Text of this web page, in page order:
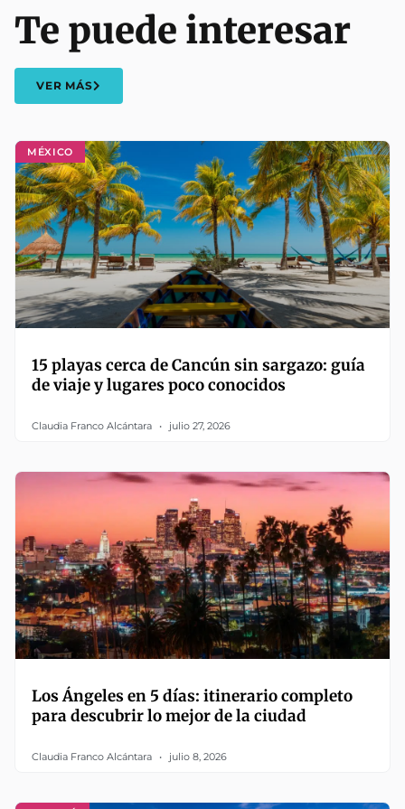
MÉXICO
15 playas cerca de Cancún sin sargazo: guía
de viaje y lugares poco conocidos
Claudia Franco Alcántara julio 27, 2026
Los Ángeles en 5 días: itinerario completo
para descubrir lo mejor de la ciudad
Claudia Franco Alcántara julio 8, 2026
Te puede interesar
VER MÁS